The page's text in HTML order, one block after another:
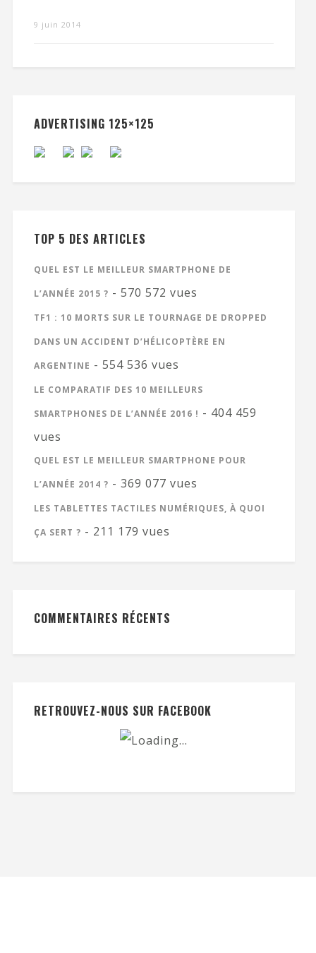
9 juin 2014
ADVERTISING 125×125
TOP 5 DES ARTICLES
QUEL EST LE MEILLEUR SMARTPHONE DE
L’ANNÉE 2015 ? - 570 572 vues
TF1 : 10 MORTS SUR LE TOURNAGE DE DROPPED
DANS UN ACCIDENT D’HÉLICOPTÈRE EN
ARGENTINE - 554 536 vues
LE COMPARATIF DES 10 MEILLEURS
SMARTPHONES DE L’ANNÉE 2016 ! - 404 459
vues
QUEL EST LE MEILLEUR SMARTPHONE POUR
L’ANNÉE 2014 ? - 369 077 vues
LES TABLETTES TACTILES NUMÉRIQUES, À QUOI
ÇA SERT ? - 211 179 vues
COMMENTAIRES RÉCENTS
RETROUVEZ-NOUS SUR FACEBOOK